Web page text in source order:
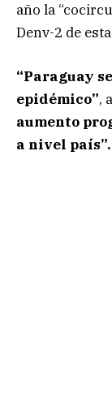
año la
Denv-2 de
“Paraguay
epidémico”,
aumento
a nivel país”.